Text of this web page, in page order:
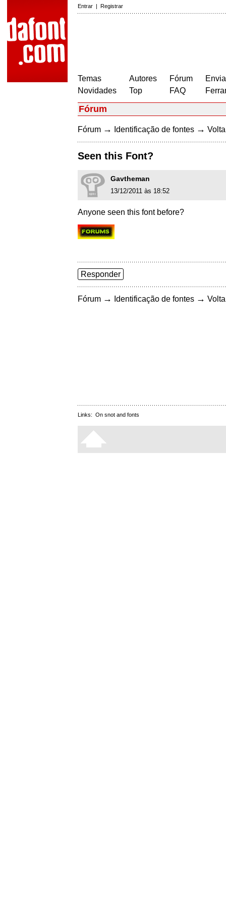
Entrar | Registrar
Temas
Novidades
Autores
Top
Fórum
FAQ
Fórum
Fórum → Identificação de fontes →
Seen this Font?
Gavtheman
13/12/2011 às 18:52
Anyone seen this font before?
Responder
Fórum → Identificação de fontes →
Links: On snot and fonts